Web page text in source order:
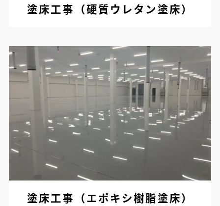
塗床工事（硬質ウレタン塗床）
塗床工事（エポキシ樹脂塗床）